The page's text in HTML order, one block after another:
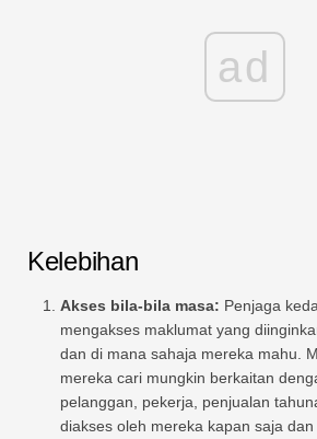
ad
Kelebihan
Akses bila-bila masa: Penjaga
mengakses maklumat yang
dan di mana sahaja mereka mahu.
mereka cari mungkin berkaitan
pelanggan, pekerja, penjualan
diakses oleh mereka kapan saja